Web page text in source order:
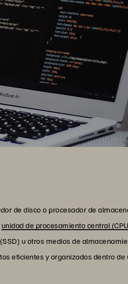
de disco o procesador de
unidad de procesamiento central
u otros medios de
eficientes y organizados dentro